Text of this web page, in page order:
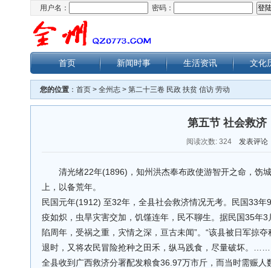
用户名： 密码：
首页 新闻时事 生活资讯 文化
您的位置 ： 首页 > 全州志 > 第二十三卷 民政 扶贫 信访 劳动
第五节 社会救济
阅读次数: 324 发表评论
清光绪22年(1896)，知州洪杰奉布政使游智开之命，饬
上，以备荒年。
民国元年(1912) 至32年，全县社会救济情况无考。民国33
疫如炽，虫旱灾害交加，饥馑连年，民不聊生。据民国35年
陷周年，受祸之重，灾情之深，亘古未闻”。“该县被日军掠
退时，又将农民冒险抢种之田禾，纵马践食，尽量破坏。
全县收到广西救济分署配发粮食36.97万市斤，而当时需赈